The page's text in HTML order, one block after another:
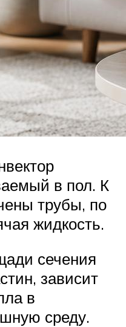
в пол. К
трубы, по
жидкость.
сечения
зависит
в
среду.